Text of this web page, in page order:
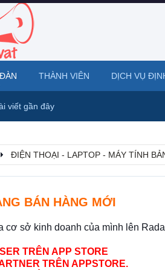
ĐIỆN THOẠI - LAPTOP - MÁY TÍNH
BÁN HÀNG MỚI
cơ sở kinh doanh của mình lên
TRÊN APP STORE
TRÊN APPSTORE.
viết gần đây
THÀNH VIÊN DỊCH VỤ